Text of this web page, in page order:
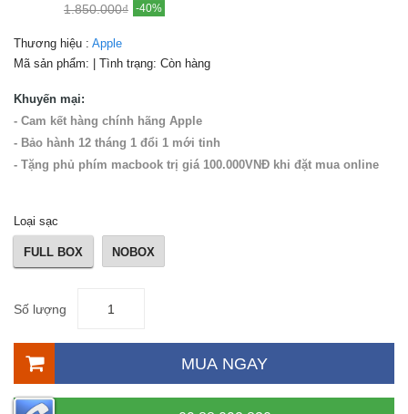
1.850.000₫ -40%
Thương hiệu : Apple
Mã sản phẩm:
| Tình trạng: Còn hàng
Khuyến mại:
- Cam kết hàng chính hãng Apple
- Bảo hành 12 tháng 1 đổi 1 mới tinh
- Tặng phủ phím macbook trị giá 100.000VNĐ khi đặt mua online
Loại sạc
FULL BOX NOBOX
Số lượng
MUA NGAY